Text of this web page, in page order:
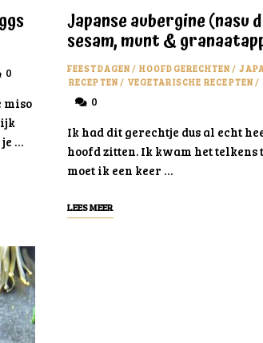
0
miso
…
Japanse aubergine (nasu
sesam, munt &
FEESTDAGEN/ HOOFDGERECHTEN/
RECEPTEN/ VEGETARISCHE RECEPTEN/
0
Ik had dit gerechtje dus al echt
hoofd zitten. Ik kwam het telkens
moet ik een keer …
LEES MEER